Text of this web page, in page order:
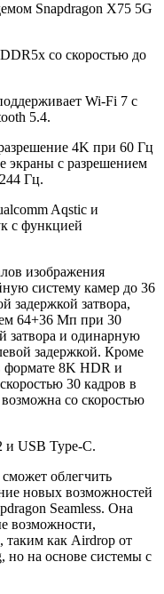
Snapdragon X75 5G
со скоростью до
Wi-Fi 7 с
5.4.
4K при 60 Гц
экраны с разрешением
Гц.
Aqstic и
с функцией
изображения
систему камер до 36
задержкой затвора,
64+36 Мп при 30
затвора и одинарную
задержкой. Кроме
формате 8K HDR и
30 кадров в
со скоростью
и USB Type-C.
облегчить
новых возможностей
Seamless. Она
возможности,
как Airdrop от
но на основе системы с